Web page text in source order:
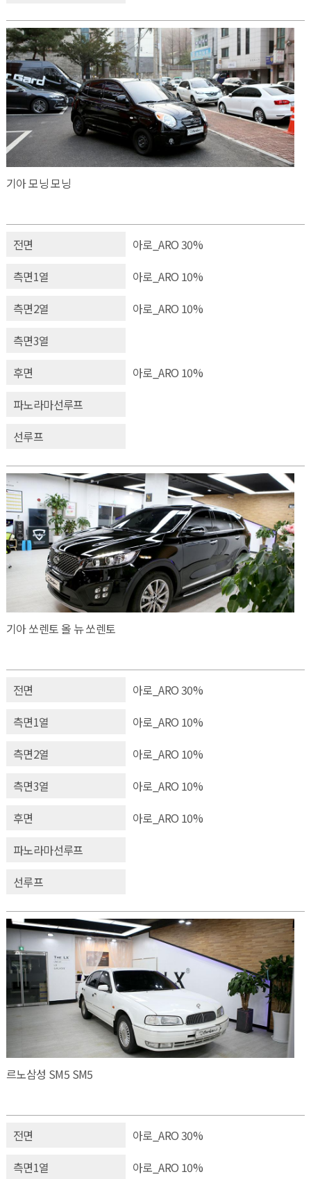
기아 모닝 모닝
전면
아로_ARO 30%
측면1열
아로_ARO 10%
측면2열
아로_ARO 10%
측면3열
후면
아로_ARO 10%
파노라마선루프
선루프
기아 쏘렌토 올 뉴 쏘렌토
전면
아로_ARO 30%
측면1열
아로_ARO 10%
측면2열
아로_ARO 10%
측면3열
아로_ARO 10%
후면
아로_ARO 10%
파노라마선루프
선루프
르노삼성 SM5 SM5
전면
아로_ARO 30%
측면1열
아로_ARO 10%